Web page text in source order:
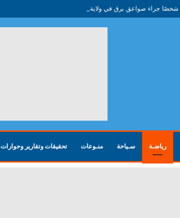
رياضـة سـياحة منـوعات تحقيقات وتقارير وحوارات